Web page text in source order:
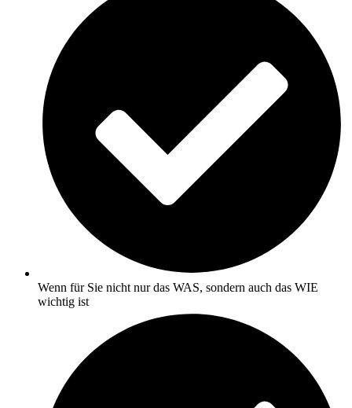
Wenn für Sie nicht nur das WAS, sondern auch das WIE
wichtig ist